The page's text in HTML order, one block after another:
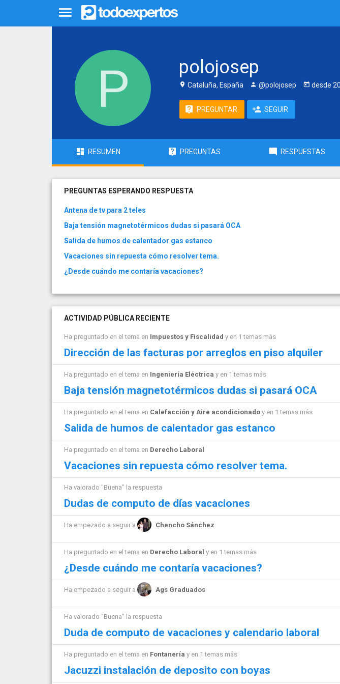
polojosep
Cataluña, España @polojosep desde
PREGUNTAR SEGUIR
RESUMEN PREGUNTAS RESPUESTAS
PREGUNTAS ESPERANDO RESPUESTA
Antena de tv para 2 teles
Baja tensión magnetotérmicos dudas si pasará OCA
Salida de humos de calentador gas estanco
Vacaciones sin repuesta cómo resolver tema.
¿Desde cuándo me contaría vacaciones?
ACTIVIDAD PÚBLICA RECIENTE
Ha preguntado en el tema en Impuestos y Fiscalidad y en 1 temas más
Dirección de las facturas por arreglos en piso alquiler
Ha preguntado en el tema en Ingeniería Eléctrica y en 1 temas más
Baja tensión magnetotérmicos dudas si pasará OCA
Ha preguntado en el tema en Calefacción y Aire acondicionado y en 1 temas más
Salida de humos de calentador gas estanco
Ha preguntado en el tema en Derecho Laboral
Vacaciones sin repuesta cómo resolver tema.
Ha valorado "Buena" la respuesta
Dudas de computo de días vacaciones
Ha empezado a seguir a Chencho Sánchez
Ha preguntado en el tema en Derecho Laboral y en 1 temas más
¿Desde cuándo me contaría vacaciones?
Ha empezado a seguir a Ags Graduados
Ha valorado "Buena" la respuesta
Duda de computo de vacaciones y calendario laboral
Ha preguntado en el tema en Fontanería y en 1 temas más
Jacuzzi instalación de deposito con boyas